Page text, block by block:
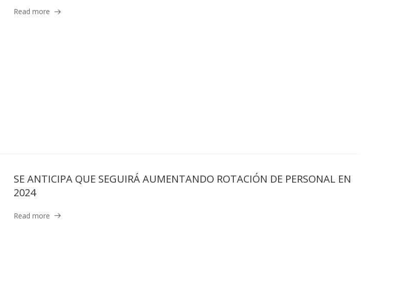
Read more
SE ANTICIPA QUE SEGUIRÁ AUMENTANDO ROTACIÓN DE PERSONAL EN
2024
Read more